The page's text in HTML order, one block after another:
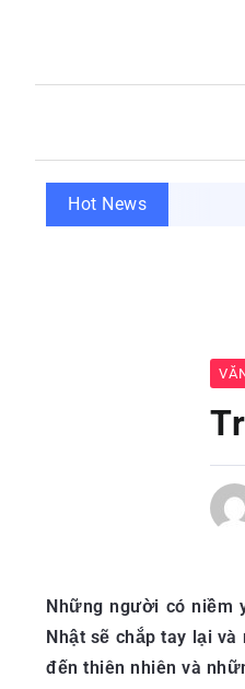
Hot News
Những người có niềm
Nhật sẽ chắp tay lại và
đến thiên nhiên và